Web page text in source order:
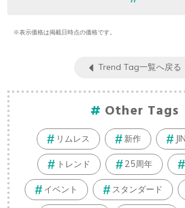
※表示価格は掲載日時点の価格です。
Trend Tag一覧へ戻る
Other Tags
リムレス 新作
トレンド 25周年
イベント スタンダード